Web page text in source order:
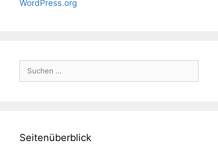
WordPress.org
Suchen
Seitenüberblick